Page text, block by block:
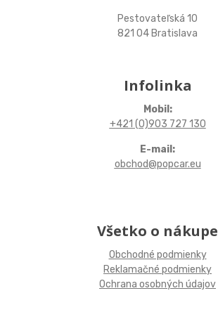
Pestovateľská 10
821 04 Bratislava
Infolinka
Mobil:
+421 (0)903 727 130
E-mail:
obchod@popcar.eu
Všetko o nákupe
Obchodné podmienky
Reklamačné podmienky
Ochrana osobných údajov